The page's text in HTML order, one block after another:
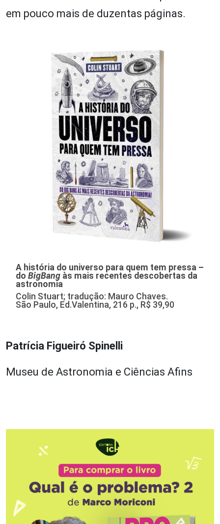
em pouco mais de duzentas páginas.
A história do universo para quem tem pressa –
do BigBang às mais recentes descobertas da
astronomia
Colin Stuart; tradução: Mauro Chaves.
São Paulo, Ed.Valentina, 216 p., R$ 39,90
Patrícia Figueiró Spinelli
Museu de Astronomia e Ciências Afins